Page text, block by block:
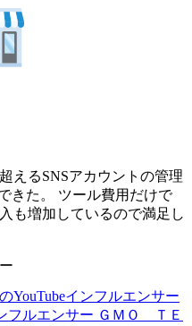
えるSNSアカウントの管理
きた。 ツール費用だけで
も増加しているので満足し
YouTubeインフルエンサー
フルエンサー ＧＭＯ ＴＥ